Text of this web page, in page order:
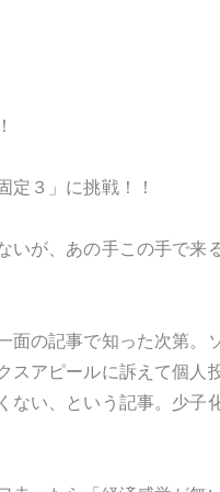
定３」に挑戦！！
が、あの手この手で来
の記事で知った次第。
アピールに訴えて個人
い、という記事。少子